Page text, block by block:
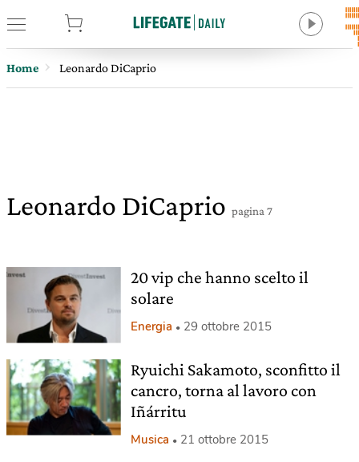
Home Leonardo DiCaprio
Leonardo DiCaprio pagina 7
20 vip che hanno scelto il
solare
Energia 29 ottobre 2015
Ryuichi Sakamoto, sconfitto il
cancro, torna al lavoro con
Iñárritu
Musica 21 ottobre 2015